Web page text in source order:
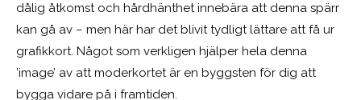
dålig åtkomst och hårdhänthet innebära att denna spärr
kan gå av – men här har det blivit tydligt lättare att få ur
grafikkort. Något som verkligen hjälper hela denna
’image’ av att moderkortet är en byggsten för dig att
bygga vidare på i framtiden.